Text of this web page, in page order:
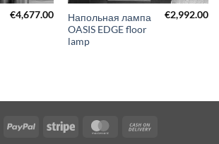
€4,677.00
Напольная лампа
OASIS EDGE floor
lamp
€2,992.00
Visa PayPal Stripe MasterCard